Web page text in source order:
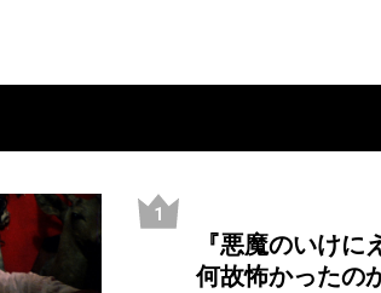
『悪魔のいけ
何故怖かったの